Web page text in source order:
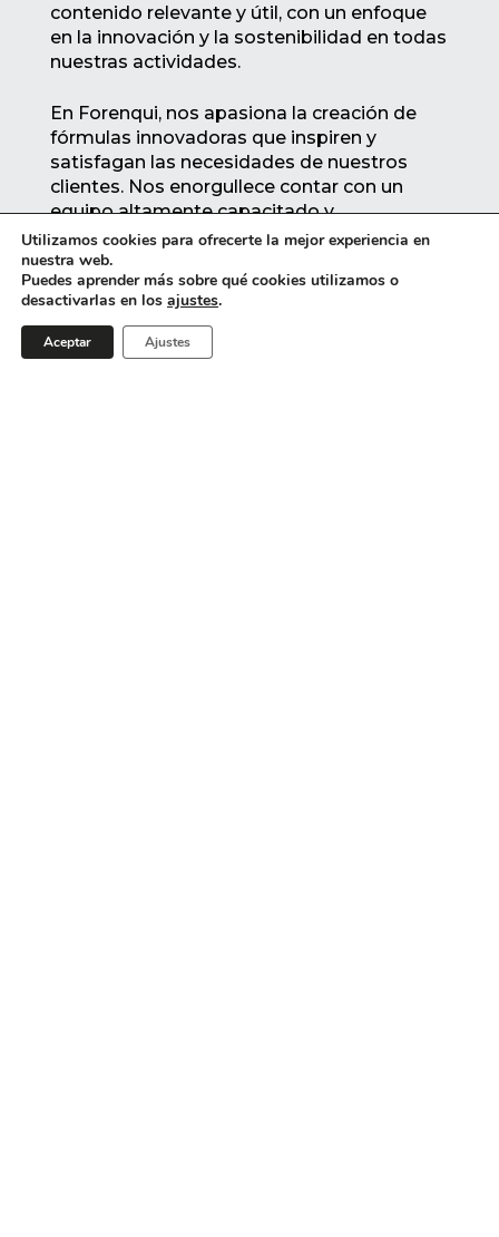
contenido relevante y útil, con un enfoque
en la innovación y la sostenibilidad en todas
nuestras actividades.
En Forenqui, nos apasiona la creación de
fórmulas innovadoras que inspiren y
satisfagan las necesidades de nuestros
clientes. Nos enorgullece contar con un
equipo altamente capacitado y
comprometido, así como con unas
instalaciones de vanguardia que nos
permiten ofrecer productos de alta calidad
y eficacia.
Además, somos conscientes de nuestro
Utilizamos cookies para ofrecerte la mejor experiencia en
nuestra web.
Puedes aprender más sobre qué cookies utilizamos o
desactivarlas en los ajustes.
Aceptar Ajustes